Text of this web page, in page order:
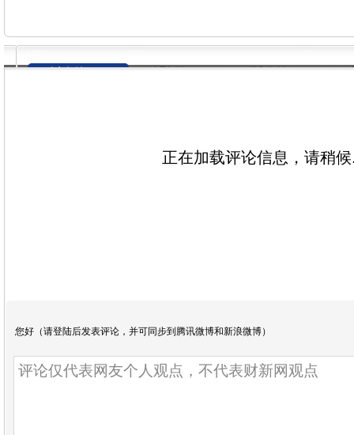
全部评论（0） 精品评论（0） 热门评论（0）
正在加载评论信息，请稍
您好（请登陆后发表评论，并可同步到腾讯微博和新浪微博）